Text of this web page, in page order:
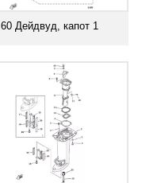
60 Дейдвуд, капот 1